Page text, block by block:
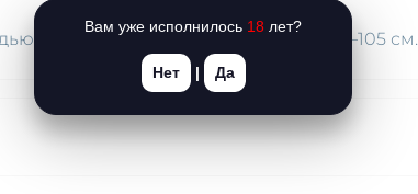
74–80 см, талия 74–83 см, бедра 95–105 см.
Вам уже исполнилось 18 лет?
Нет | Да